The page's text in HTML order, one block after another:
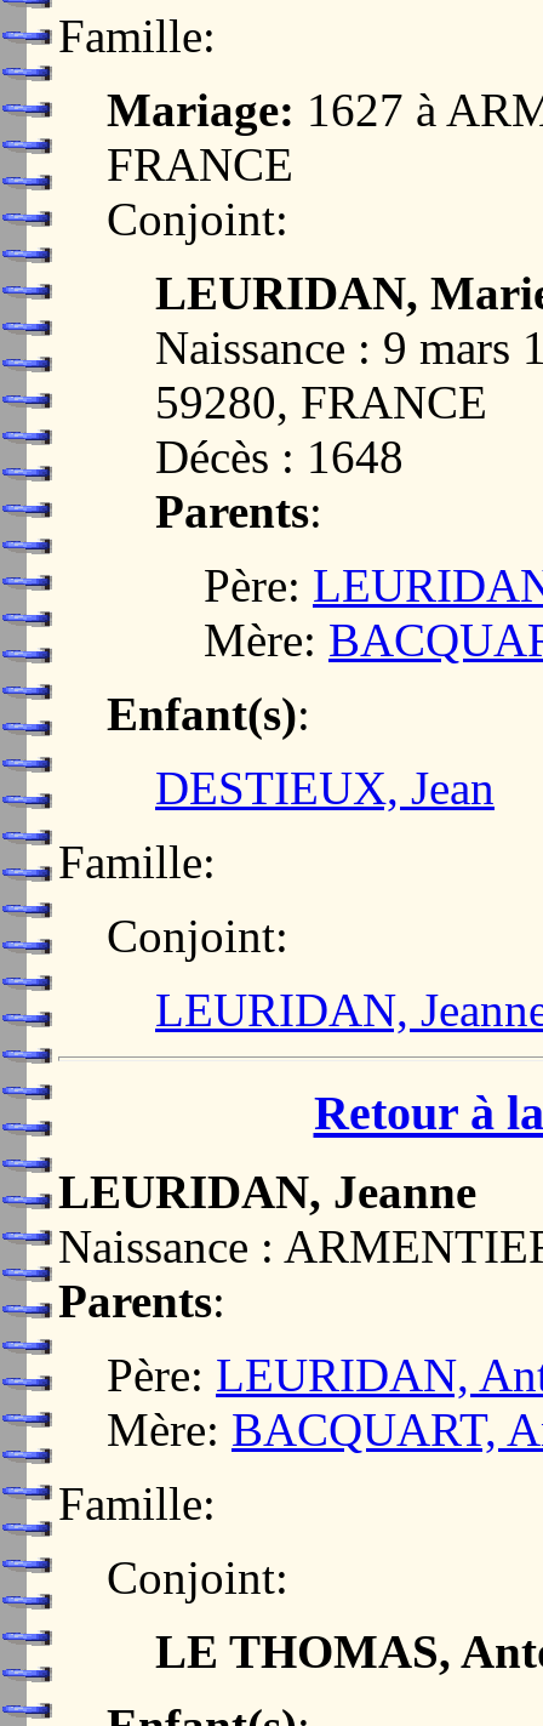
Famille:
Mariage: 1627 à
FRANCE
Conjoint:
LEURIDAN,
Naissance : 9
59280, FRANCE
Décès : 1648
Parents:
Père:
Mère:
Enfant(s):
DESTIEUX, Jean
Famille:
Conjoint:
LEURIDAN,
Retour à
LEURIDAN, Jeanne
Naissance :
Parents:
Père: LEURIDAN,
Mère: BACQUART,
Famille:
Conjoint:
LE THOMAS,